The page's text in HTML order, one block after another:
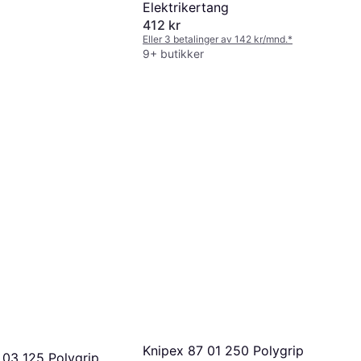
Elektrikertang
412 kr
Eller 3 betalinger av 142 kr/mnd.*
9+ butikker
Knipex 87 01 250 Polygrip